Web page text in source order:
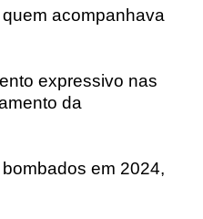
acompanhava
expressivo nas
da
em 2024,